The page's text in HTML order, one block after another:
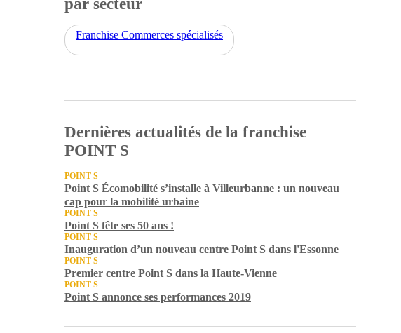
par secteur
Franchise Commerces spécialisés
Dernières actualités de la franchise
POINT S
POINT S
Point S Écomobilité s’installe à Villeurbanne : un nouveau
cap pour la mobilité urbaine
POINT S
Point S fête ses 50 ans !
POINT S
Inauguration d’un nouveau centre Point S dans l'Essonne
POINT S
Premier centre Point S dans la Haute-Vienne
POINT S
Point S annonce ses performances 2019